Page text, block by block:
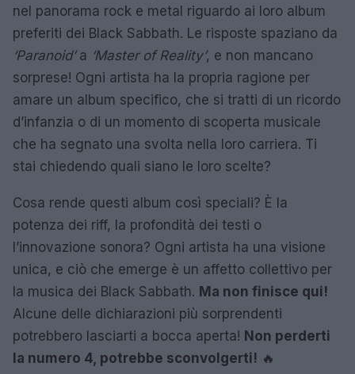
nel panorama rock e metal riguardo ai loro album
preferiti dei Black Sabbath. Le risposte spaziano da
‘Paranoid’a ‘Master of Reality’, e non mancano
sorprese! Ogni artista ha la propria ragione per
amare un album specifico, che si tratti di un ricordo
d’infanzia o di un momento di scoperta musicale
che ha segnato una svolta nella loro carriera. Ti
stai chiedendo quali siano le loro scelte?
Cosa rende questi album così speciali? È la
potenza dei riff, la profondità dei testi o
l’innovazione sonora? Ogni artista ha una visione
unica, e ciò che emerge è un affetto collettivo per
la musica dei Black Sabbath. Ma non finisce qui!
Alcune delle dichiarazioni più sorprendenti
potrebbero lasciarti a bocca aperta! Non perderti
la numero 4, potrebbe sconvolgerti! 🔥